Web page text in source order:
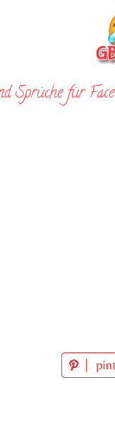
Sprüche für